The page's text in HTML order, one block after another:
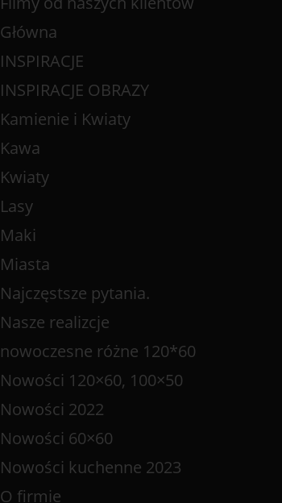
Główna
INSPIRACJE
INSPIRACJE OBRAZY
Kamienie i Kwiaty
Kawa
Kwiaty
Lasy
Maki
Miasta
Najczęstsze pytania.
Nasze realizcje
nowoczesne różne 120*60
Nowości 120×60, 100×50
Nowości 2022
Nowości 60×60
Nowości kuchenne 2023
O firmie